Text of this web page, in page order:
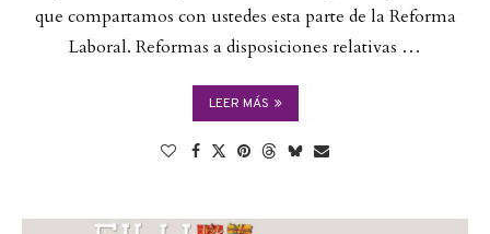
que compartamos con ustedes esta parte de la Reforma
Laboral. Reformas a disposiciones relativas …
LEER MÁS